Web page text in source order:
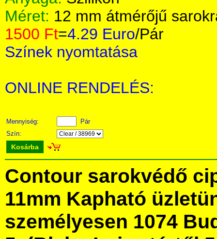
Méret: 12 mm átmérőjű
1500 Ft=4.29 Euro/Pár
Színek nyomtatása
ONLINE RENDELÉS:
Mennyiség:
Pár
Szín:
Kosárba
Contour sarokvédő
11mm Kapható
személyesen 1074